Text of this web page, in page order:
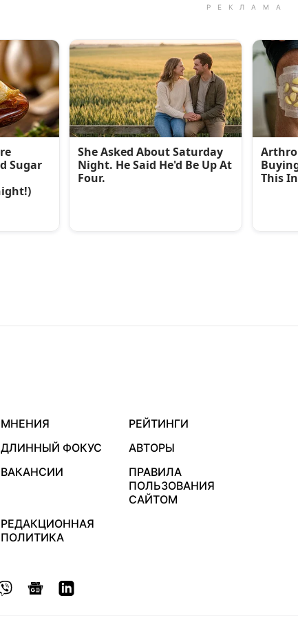
МНЕНИЯ
РЕЙТИНГИ
ДЛИННЫЙ ФОКУС
АВТОРЫ
ВАКАНСИИ
ПРАВИЛА
ПОЛЬЗОВАНИЯ
САЙТОМ
РЕДАКЦИОННАЯ
ПОЛИТИКА